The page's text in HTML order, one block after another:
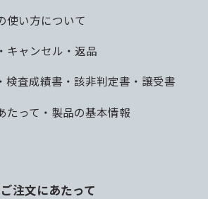
使い方について
キャンセル・返品
検査成績書・該非判定書・譲受書
たって・製品の基本情報
注文にあたって